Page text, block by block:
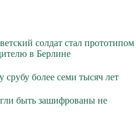
солдат стал прототипом
в Берлине
более семи тысяч лет
быть зашифрованы не